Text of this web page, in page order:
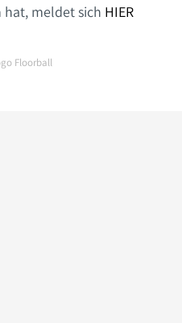
meldet sich HIER